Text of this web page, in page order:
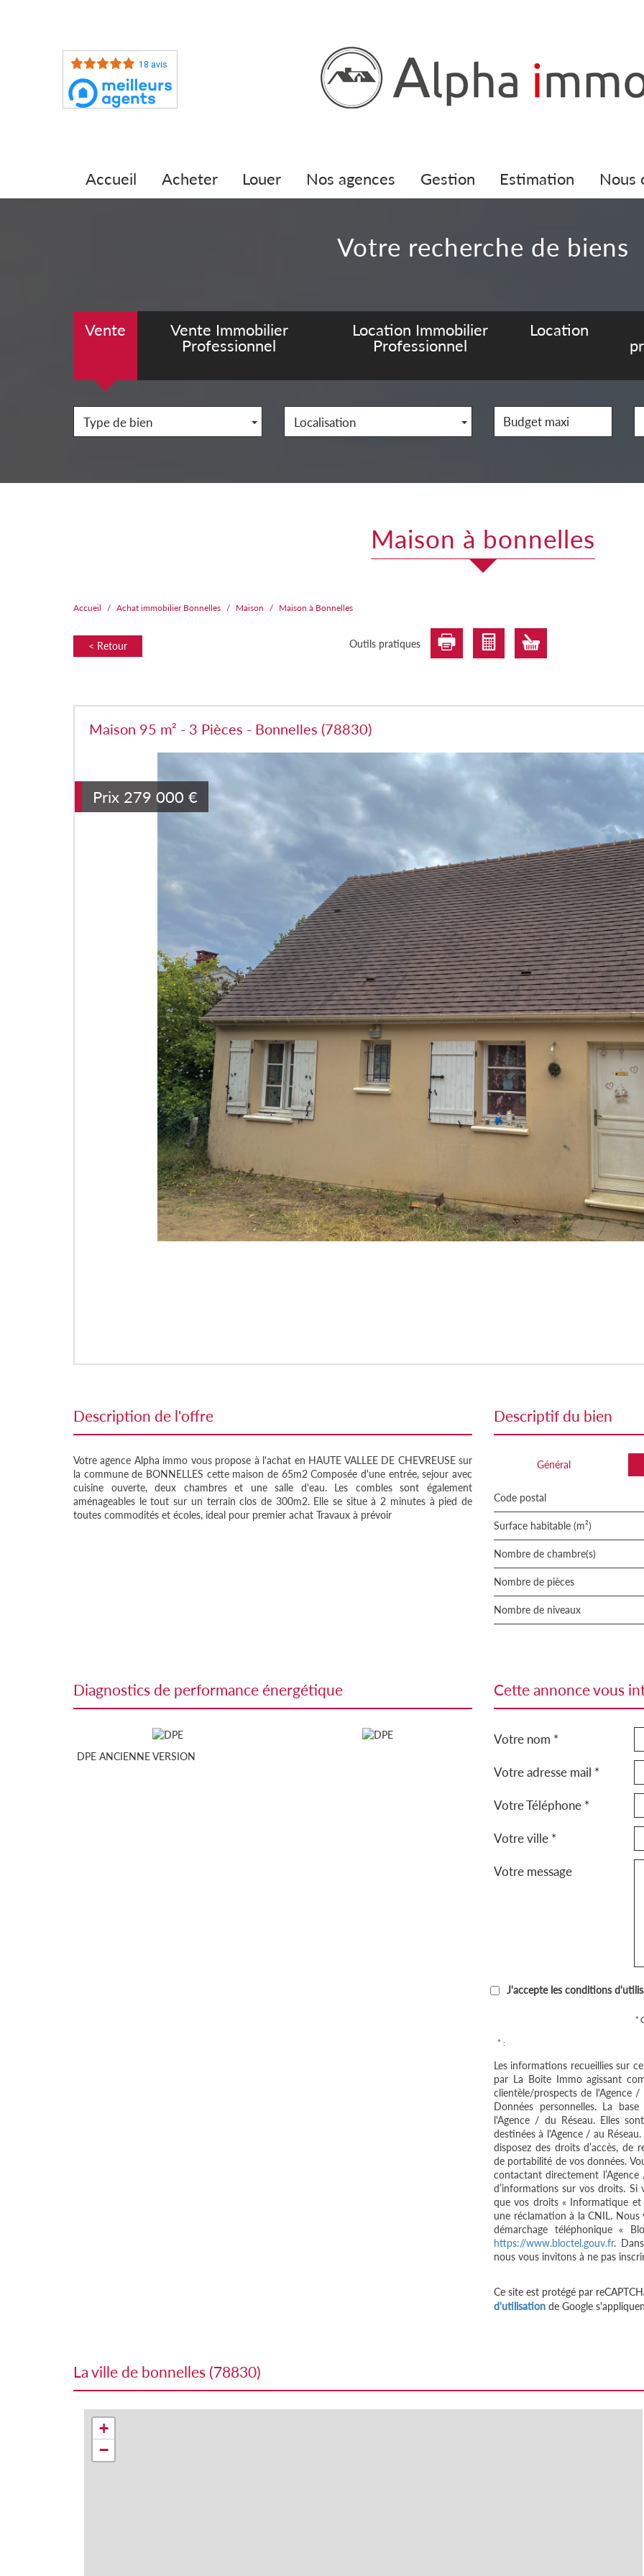
18 avis
accueil acheter louer nos agences gestion estimation
votre recherche de biens
Vente
Vente Immobilier
Professionnel
Location Immobilier
Professionnel
Location
Type de bien Localisation
maison à bonnelles
Accueil Achat immobilier Bonnelles Maison Maison à Bonnelles
< Retour Outils pratiques
Maison 95 m² - 3 Pièces - Bonnelles (78830)
Prix 279 000 €
description de l'offre
Votre agence Alpha immo vous propose à l'achat en HAUTE VALLEE DE CHEVREUSE sur
la commune de BONNELLES cette maison de 65m2 Composée d'une entrée, sejour avec
cuisine ouverte, deux chambres et une salle d'eau. Les combles sont également
aménageables le tout sur un terrain clos de 300m2. Elle se situe à 2 minutes à pied de
toutes commodités et écoles, ideal pour premier achat Travaux à prévoir
descriptif du bien
Général
Code postal
Surface habitable (m²)
Nombre de chambre(s)
Nombre de pièces
Nombre de niveaux
diagnostics de performance énergétique
DPE ANCIENNE VERSION
cette annonce vous
Votre nom *
Votre adresse mail *
Votre Téléphone *
Votre ville *
Votre message
J'accepte les conditions
*
* :
Les informations recueillies sur
par La Boite Immo agissant
clientèle/prospects de l'Agence
Données personnelles. La
l'Agence / du Réseau. Elles
destinées à l'Agence / au
disposez des droits d’accès, de
de portabilité de vos données.
contactant directement
d’informations sur vos droits. Si
que vos droits « Informatique et
une réclamation à la CNIL.
démarchage téléphonique «
https://www.bloctel.gouv.fr.
nous vous invitons à ne pas
Ce site est protégé par
d'utilisation de Google
la ville de bonnelles (78830)
+
−